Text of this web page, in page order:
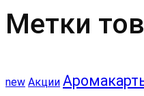
Метки
new Акции